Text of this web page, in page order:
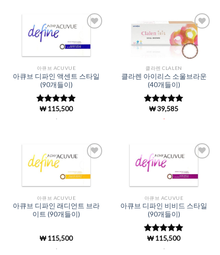
Wishlist
아큐브 ACUVUE
아큐브 디파인 액센트 스타일
(90개들이)
5 중에서
로 평
₩115,500
Add to
Wishlist
클라렌 CLALEN
클라렌 아이리스 소울브라운
(40개들이)
5 중에서
로 평
₩39,585
Wishlist
아큐브 ACUVUE
아큐브 디파인 래디언트 브라
이트 (90개들이)
₩115,500
Wishlist
아큐브 ACUVUE
아큐브 디파인 비비드 스타일
(90개들이)
5 중에서
로 평
₩115,500